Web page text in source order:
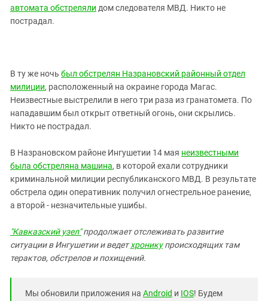
автомата обстреляли дом следователя МВД. Никто не
пострадал.
В ту же ночь был обстрелян Назрановский районный отдел
милиции, расположенный на окраине города Магас.
Неизвестные выстрелили в него три раза из гранатомета. По
нападавшим был открыт ответный огонь, они скрылись.
Никто не пострадал.
В Назрановском районе Ингушетии 14 мая неизвестными
была обстреляна машина, в которой ехали сотрудники
криминальной милиции республиканского МВД. В результате
обстрела один оперативник получил огнестрельное ранение,
а второй - незначительные ушибы.
"Кавказский узел"продолжает отслеживать развитие
ситуации в Ингушетии и ведетхроникупроисходящих там
терактов, обстрелов и похищений.
Мы обновили приложения на Android и IOS! Будем